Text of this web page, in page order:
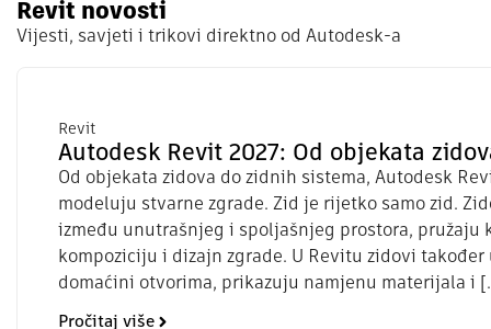
Revit novosti
Vijesti, savjeti i trikovi direktno od Autodesk-a
Revit
Autodesk Revit 2027: Od objekata
Od objekata zidova do zidnih sistema, Autodesk
modeluju stvarne zgrade. Zid je rijetko samo zid.
između unutrašnjeg i spoljašnjeg prostora,
kompoziciju i dizajn zgrade. U Revitu zidovi
domaćini otvorima, prikazuju namjenu materijala i
Pročitaj više